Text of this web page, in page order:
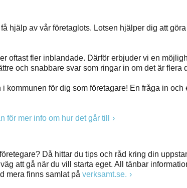
hjälp av vår företaglots. Lotsen hjälper dig att
oftast fler inblandade. Därför erbjuder vi en
och snabbare svar som ringar in om det är flera
kommunen för dig som företagare! En fråga in och
för mer info om hur det går till
Då hittar du tips och råd kring din
att gå när du vill starta eget. All tänbar
mera finns samlat på verksamt.se.